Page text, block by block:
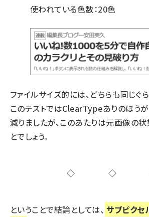
使われている色数：20色
ファイルサイズ的には、どちらも同じぐ
このテストではClearTypeありのほう
減りましたが、このあたりは元画像の
とでしょう。
ということで結論としては、 サブピクセ